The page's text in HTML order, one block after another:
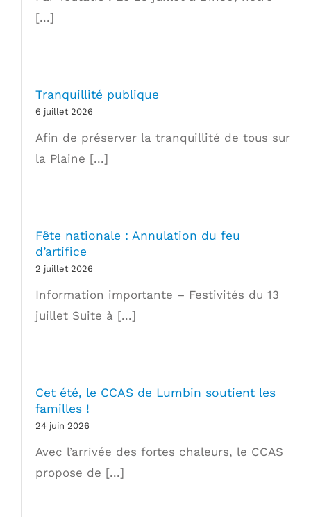
[...]
Tranquillité publique
6 juillet 2026
Afin de préserver la tranquillité de tous sur
la Plaine [...]
Fête nationale : Annulation du feu
d’artifice
2 juillet 2026
Information importante – Festivités du 13
juillet Suite à [...]
Cet été, le CCAS de Lumbin soutient les
familles !
24 juin 2026
Avec l’arrivée des fortes chaleurs, le CCAS
propose de [...]